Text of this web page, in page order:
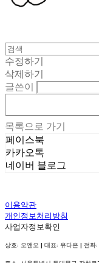
수정하기
삭제하기
글쓴이
목록으로 가기
페이스북
카카오톡
네이버 블로그
이용약관
개인정보처리방침
사업자정보확인
상호: 오앤오 | 대표: 유다은 | 전